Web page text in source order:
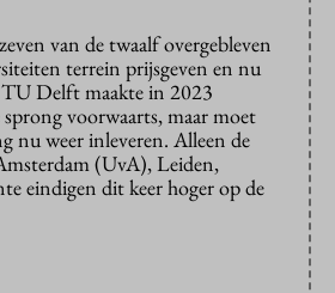
van de twaalf overgebleven
terrein prijsgeven en nu
Delft maakte in 2023
voorwaarts, maar moet
nu weer inleveren. Alleen de
(UvA), Leiden,
eindigen dit keer hoger op de